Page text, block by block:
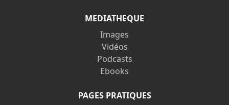
MEDIATHEQUE
Images
Vidéos
Podcasts
Ebooks
PAGES PRATIQUES